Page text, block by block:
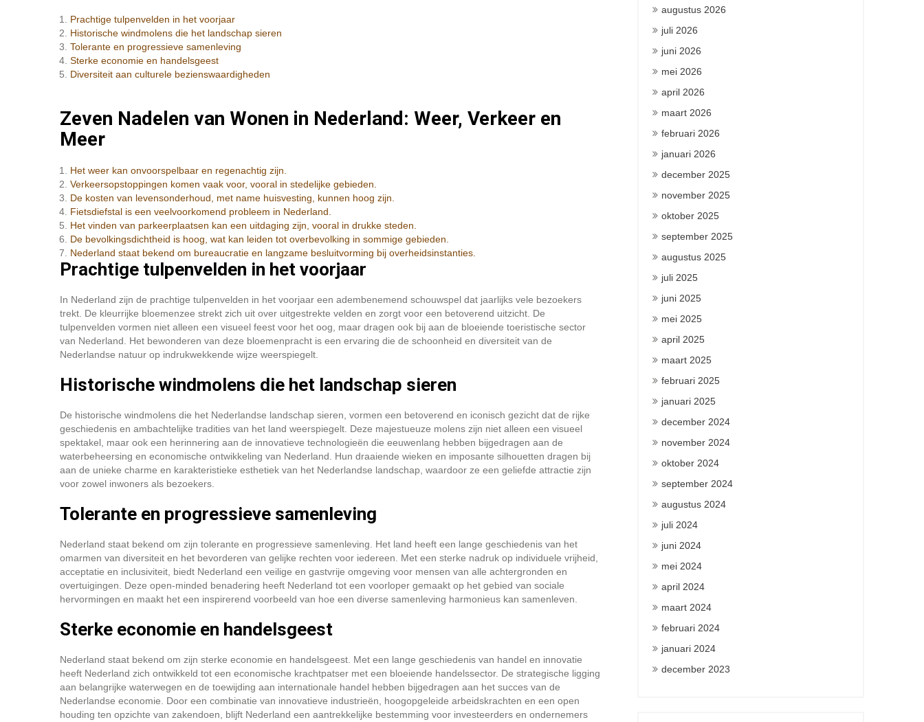
Prachtige tulpenvelden in het voorjaar
Historische windmolens die het landschap sieren
Tolerante en progressieve samenleving
Sterke economie en handelsgeest
Diversiteit aan culturele bezienswaardigheden
Zeven Nadelen van Wonen in Nederland: Weer, Verkeer en
Meer
Het weer kan onvoorspelbaar en regenachtig zijn.
Verkeersopstoppingen komen vaak voor, vooral in stedelijke gebieden.
De kosten van levensonderhoud, met name huisvesting, kunnen hoog zijn.
Fietsdiefstal is een veelvoorkomend probleem in Nederland.
Het vinden van parkeerplaatsen kan een uitdaging zijn, vooral in drukke steden.
De bevolkingsdichtheid is hoog, wat kan leiden tot overbevolking in sommige gebieden.
Nederland staat bekend om bureaucratie en langzame besluitvorming bij overheidsinstanties.
Prachtige tulpenvelden in het voorjaar
In Nederland zijn de prachtige tulpenvelden in het voorjaar een adembenemend schouwspel dat jaarlijks vele bezoekers
trekt. De kleurrijke bloemenzee strekt zich uit over uitgestrekte velden en zorgt voor een betoverend uitzicht. De
tulpenvelden vormen niet alleen een visueel feest voor het oog, maar dragen ook bij aan de bloeiende toeristische sector
van Nederland. Het bewonderen van deze bloemenpracht is een ervaring die de schoonheid en diversiteit van de
Nederlandse natuur op indrukwekkende wijze weerspiegelt.
Historische windmolens die het landschap sieren
De historische windmolens die het Nederlandse landschap sieren, vormen een betoverend en iconisch gezicht dat de rijke
geschiedenis en ambachtelijke tradities van het land weerspiegelt. Deze majestueuze molens zijn niet alleen een visueel
spektakel, maar ook een herinnering aan de innovatieve technologieën die eeuwenlang hebben bijgedragen aan de
waterbeheersing en economische ontwikkeling van Nederland. Hun draaiende wieken en imposante silhouetten dragen bij
aan de unieke charme en karakteristieke esthetiek van het Nederlandse landschap, waardoor ze een geliefde attractie zijn
voor zowel inwoners als bezoekers.
Tolerante en progressieve samenleving
Nederland staat bekend om zijn tolerante en progressieve samenleving. Het land heeft een lange geschiedenis van het
omarmen van diversiteit en het bevorderen van gelijke rechten voor iedereen. Met een sterke nadruk op individuele vrijheid,
acceptatie en inclusiviteit, biedt Nederland een veilige en gastvrije omgeving voor mensen van alle achtergronden en
overtuigingen. Deze open-minded benadering heeft Nederland tot een voorloper gemaakt op het gebied van sociale
hervormingen en maakt het een inspirerend voorbeeld van hoe een diverse samenleving harmonieus kan samenleven.
Sterke economie en handelsgeest
Nederland staat bekend om zijn sterke economie en handelsgeest. Met een lange geschiedenis van handel en innovatie
heeft Nederland zich ontwikkeld tot een economische krachtpatser met een bloeiende handelssector. De strategische ligging
aan belangrijke waterwegen en de toewijding aan internationale handel hebben bijgedragen aan het succes van de
Nederlandse economie. Door een combinatie van innovatieve industrieën, hoogopgeleide arbeidskrachten en een open
houding ten opzichte van zakendoen, blijft Nederland een aantrekkelijke bestemming voor investeerders en ondernemers
augustus 2026
juli 2026
juni 2026
mei 2026
april 2026
maart 2026
februari 2026
januari 2026
december 2025
november 2025
oktober 2025
september 2025
augustus 2025
juli 2025
juni 2025
mei 2025
april 2025
maart 2025
februari 2025
januari 2025
december 2024
november 2024
oktober 2024
september 2024
augustus 2024
juli 2024
juni 2024
mei 2024
april 2024
maart 2024
februari 2024
januari 2024
december 2023